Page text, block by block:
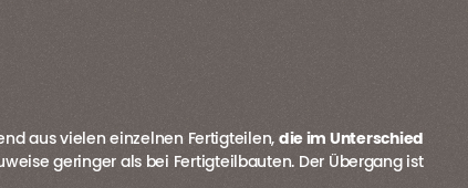
aus vielen einzelnen Fertigteilen, die im Unterschied
geringer als bei Fertigteilbauten. Der Übergang ist